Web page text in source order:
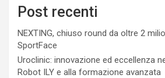
Post recenti
NEXTING, chiuso round da oltre 2
SportFace
Uroclinic: innovazione ed eccellenza
Robot ILY e alla formazione avanzata